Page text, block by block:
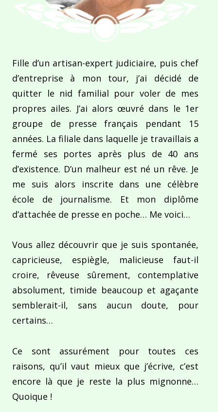
Fille d’un artisan-expert judiciaire, puis chef
d’entreprise à mon tour, j’ai décidé de
quitter le nid familial pour voler de mes
propres ailes. J’ai alors œuvré dans le 1er
groupe de presse français pendant 15
années. La filiale dans laquelle je travaillais a
fermé ses portes après plus de 40 ans
d’existence. D’un malheur est né un rêve. Je
me suis alors inscrite dans une célèbre
école de journalisme. Et mon diplôme
d’attachée de presse en poche… Me voici…
Vous allez découvrir que je suis spontanée,
capricieuse, espiègle, malicieuse faut-il
croire, rêveuse sûrement, contemplative
absolument, timide beaucoup et agaçante
semblerait-il, sans aucun doute, pour
certains…
Ce sont assurément pour toutes ces
raisons, qu’il vaut mieux que j’écrive, c’est
encore là que je reste la plus mignonne…
Quoique !